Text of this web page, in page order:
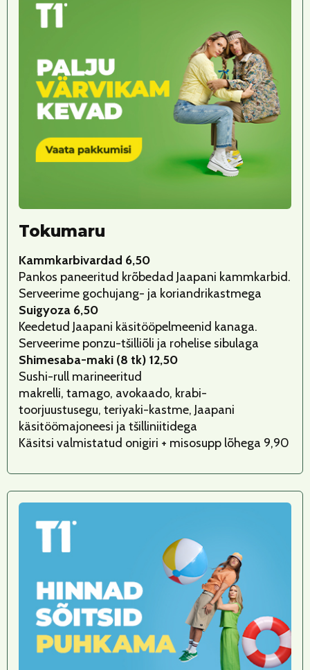
Tokumaru
Kammkarbivardad 6,50
Pankos paneeritud krõbedad Jaapani kammkarbid.
Serveerime gochujang- ja koriandrikastmega
Suigyoza 6,50
Keedetud Jaapani käsitööpelmeenid kanaga.
Serveerime ponzu-tšilliõli ja rohelise sibulaga
Shimesaba-maki (8 tk) 12,50
Sushi-rull marineeritud
makrelli, tamago, avokaado, krabi-
toorjuustusegu, teriyaki-kastme, Jaapani
käsitöömajoneesi ja tšilliniitidega
Käsitsi valmistatud onigiri + misosupp lõhega 9,90